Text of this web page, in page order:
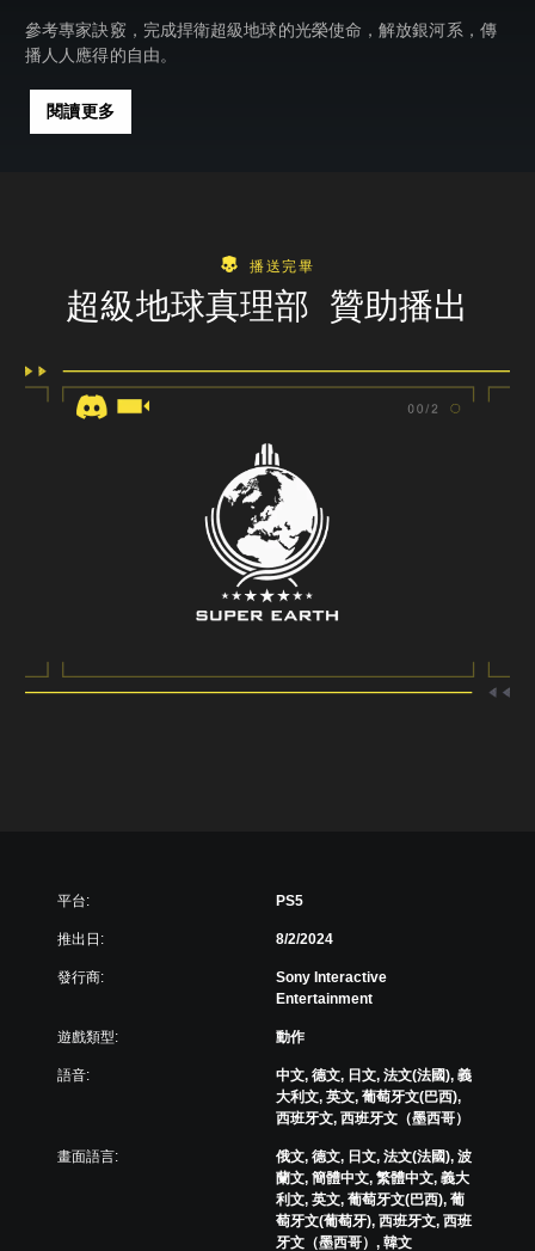
參考專家訣竅，完成捍衛超級地球的光榮使命，解放銀河系，傳
播人人應得的自由。
閱讀更多
播送完畢
超級地球真理部 贊助播出
平台: PS5
推出日: 8/2/2024
發行商:
Sony Interactive
Entertainment
遊戲類型: 動作
語音:
中文, 德文, 日文, 法文(法國), 義
大利文, 英文, 葡萄牙文(巴西),
西班牙文, 西班牙文（墨西哥）
畫面語言:
俄文, 德文, 日文, 法文(法國), 波
蘭文, 簡體中文, 繁體中文, 義大
利文, 英文, 葡萄牙文(巴西), 葡
萄牙文(葡萄牙), 西班牙文, 西班
牙文（墨西哥）, 韓文